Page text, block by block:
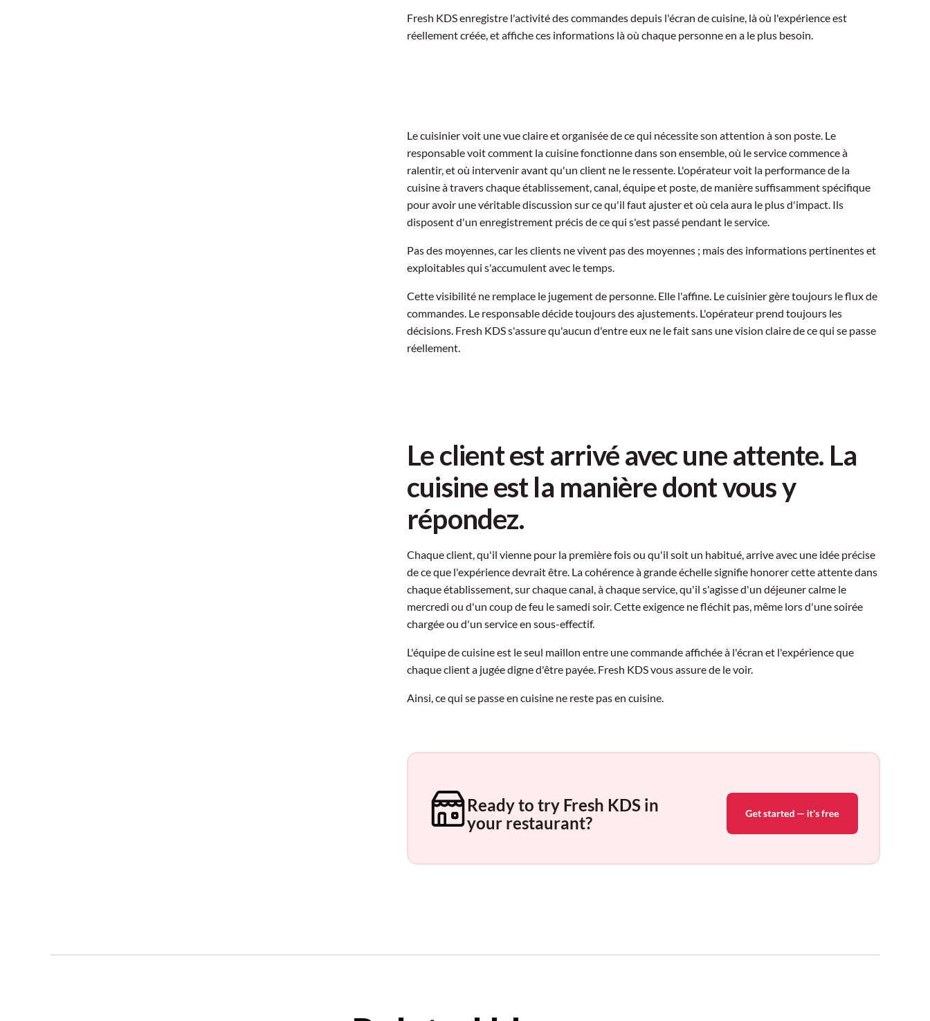
Fresh KDS enregistre l'activité des commandes depuis l'écran de cuisine, là où l'expérience est
réellement créée, et affiche ces informations là où chaque personne en a le plus besoin.
Le cuisinier voit une vue claire et organisée de ce qui nécessite son attention à son poste. Le
responsable voit comment la cuisine fonctionne dans son ensemble, où le service commence à
ralentir, et où intervenir avant qu'un client ne le ressente. L'opérateur voit la performance de la
cuisine à travers chaque établissement, canal, équipe et poste, de manière suffisamment spécifique
pour avoir une véritable discussion sur ce qu'il faut ajuster et où cela aura le plus d'impact. Ils
disposent d'un enregistrement précis de ce qui s'est passé pendant le service.
Pas des moyennes, car les clients ne vivent pas des moyennes ; mais des informations pertinentes et
exploitables qui s'accumulent avec le temps.
Cette visibilité ne remplace le jugement de personne. Elle l'affine. Le cuisinier gère toujours le flux de
commandes. Le responsable décide toujours des ajustements. L'opérateur prend toujours les
décisions. Fresh KDS s'assure qu'aucun d'entre eux ne le fait sans une vision claire de ce qui se passe
réellement.
Le client est arrivé avec une attente. La
cuisine est la manière dont vous y
répondez.
Chaque client, qu'il vienne pour la première fois ou qu'il soit un habitué, arrive avec une idée précise
de ce que l'expérience devrait être. La cohérence à grande échelle signifie honorer cette attente dans
chaque établissement, sur chaque canal, à chaque service, qu'il s'agisse d'un déjeuner calme le
mercredi ou d'un coup de feu le samedi soir. Cette exigence ne fléchit pas, même lors d'une soirée
chargée ou d'un service en sous-effectif.
L'équipe de cuisine est le seul maillon entre une commande affichée à l'écran et l'expérience que
chaque client a jugée digne d'être payée. Fresh KDS vous assure de le voir.
Ainsi, ce qui se passe en cuisine ne reste pas en cuisine.
Ready to try Fresh KDS in
your restaurant?